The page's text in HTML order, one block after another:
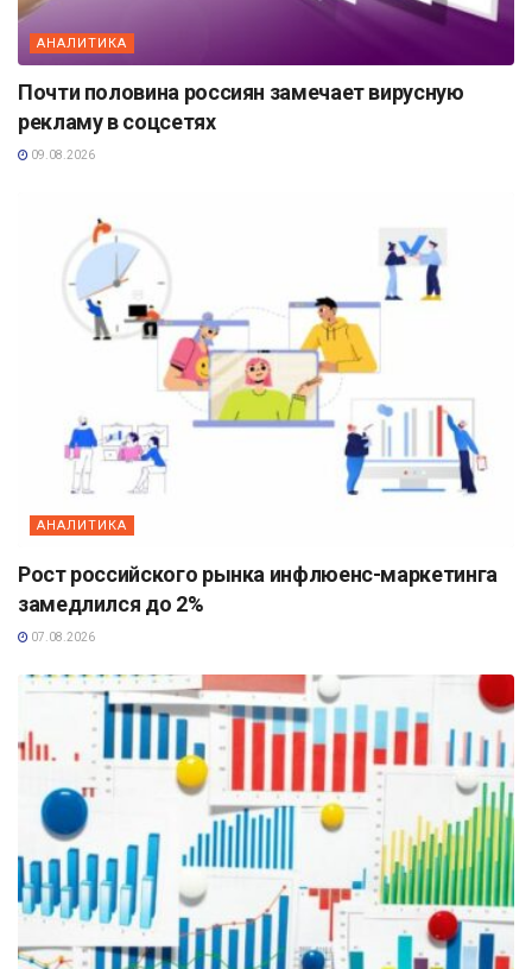
АНАЛИТИКА
Почти половина россиян замечает вирусную
рекламу в соцсетях
09.08.2026
АНАЛИТИКА
Рост российского рынка инфлюенс-маркетинга
замедлился до 2%
07.08.2026